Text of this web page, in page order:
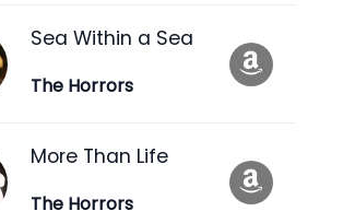
Sea Within a Sea
The Horrors
More Than Life
The Horrors